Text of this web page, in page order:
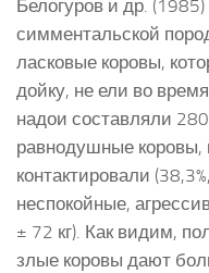
Белогуров и др.
симментальской
ласковые коровы,
дойку, не ели во
надои составляли
равнодушные коровы,
контактировали
неспокойные,
± 72 кг). Как видим,
злые коровы дают